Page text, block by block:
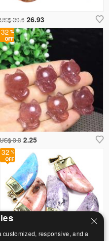
US$ 39.6 26.93
32
US$ 3.3 2.25
32
responsive, and a